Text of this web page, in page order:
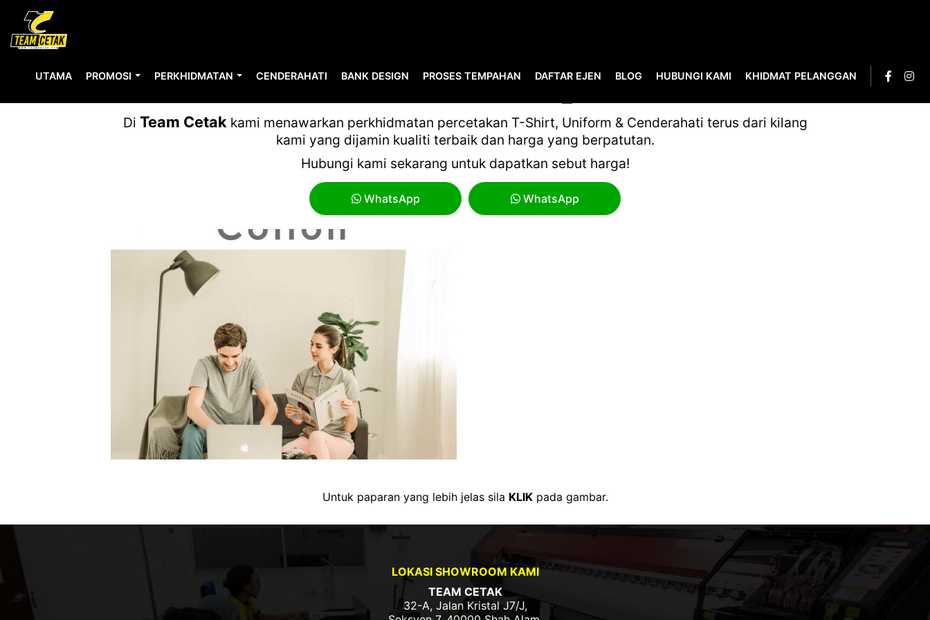
UTAMA PROMOSI PERKHIDMATAN CENDERAHATI BANK DESIGN PROSES TEMPAHAN DAFTAR EJEN BLOG HUBUNGI KAMI KHIDMAT PELANGGAN
Di Team Cetakkami menawarkan perkhidmatan percetakan T-Shirt, Uniform & Cenderahati terus dari kilang
kami yang dijamin kualiti terbaik dan harga yang berpatutan.
Hubungi kami sekarang untuk dapatkan sebut harga!
WhatsApp WhatsApp
Untuk paparan yang lebih jelas sila KLIKpada gambar.
LOKASI SHOWROOM KAMI
TEAM CETAK
32-A, Jalan Kristal J7/J,